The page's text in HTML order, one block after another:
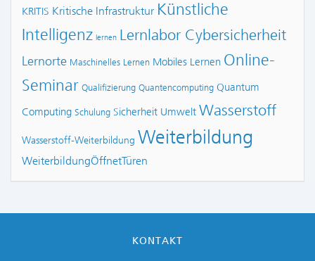
KRITIS Kritische Infrastruktur Künstliche
Intelligenz lernen Lernlabor Cybersicherheit
Lernorte Maschinelles Lernen Mobiles Lernen Online-
Seminar Qualifizierung Quantencomputing Quantum
Computing Schulung Sicherheit Umwelt Wasserstoff
Wasserstoff-Weiterbildung Weiterbildung
WeiterbildungÖffnetTüren
KONTAKT